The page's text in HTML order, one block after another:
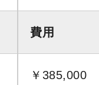
費用
￥385,000